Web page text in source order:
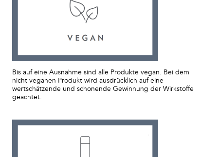
Bis auf eine Ausnahme sind alle Produkte vegan. Bei dem
nicht veganen Produkt wird ausdrücklich auf eine
wertschätzende und schonende Gewinnung der Wirkstoffe
geachtet.